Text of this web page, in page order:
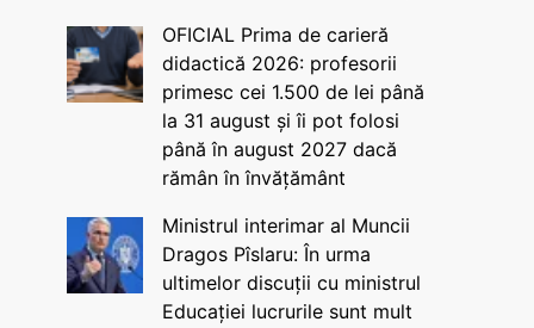
OFICIAL Prima de carieră
didactică 2026: profesorii
primesc cei 1.500 de lei până
la 31 august și îi pot folosi
până în august 2027 dacă
rămân în învățământ
Ministrul interimar al Muncii
Dragos Pîslaru: În urma
ultimelor discuții cu ministrul
Educației lucrurile sunt mult